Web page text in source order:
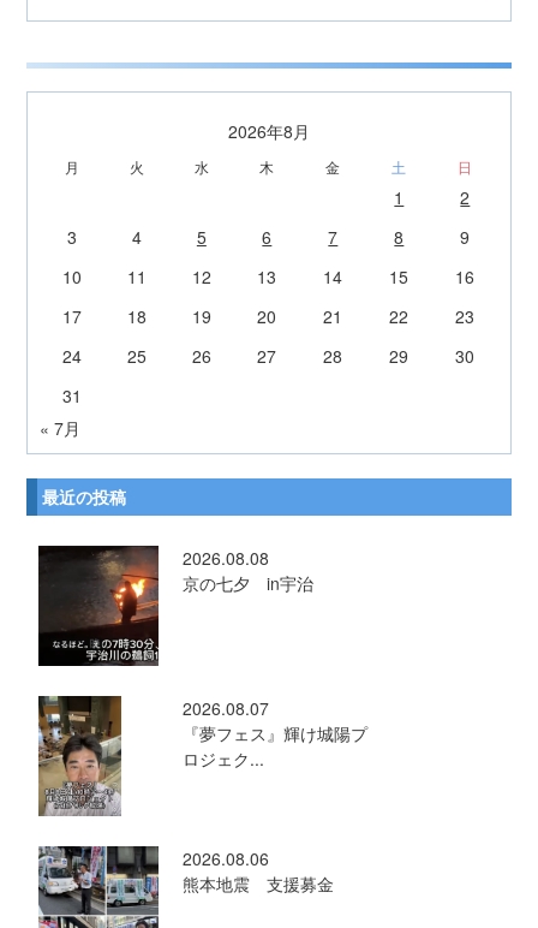
2026年8月
月 火 水 木 金 土 日
1
2
3
4 5 6 7 8
9
10
11 12 13 14 15
16
17
18 19 20 21 22
23
24
25 26 27 28 29
30
31
« 7月
最近の投稿
2026.08.08
京の七夕 in宇治
2026.08.07
『夢フェス』輝け城陽プ
ロジェク...
2026.08.06
熊本地震 支援募金